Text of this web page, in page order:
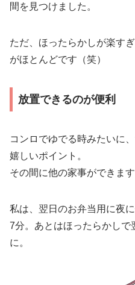
間を見つけました。
ただ、ほったらかしが楽す
がほとんどです（笑）
放置できるのが便利
コンロでゆでる時みたいに
嬉しいポイント。
その間に他の家事ができます
私は、翌日のお弁当用に夜
7分。あとはほったらかし
に。